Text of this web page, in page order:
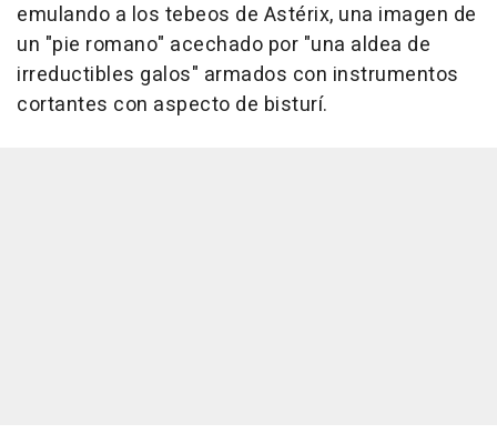
emulando a los tebeos de Astérix, una imagen de
un "pie romano" acechado por "una aldea de
irreductibles galos" armados con instrumentos
cortantes con aspecto de bisturí.